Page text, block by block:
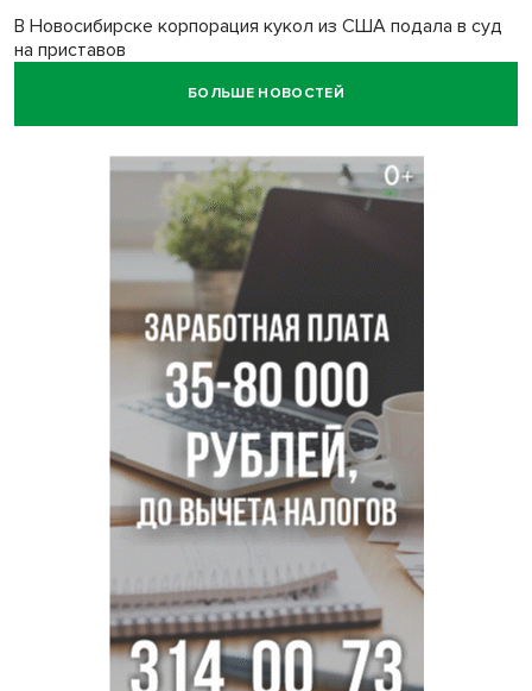
В Новосибирске корпорация кукол из США подала в суд
на приставов
В Новосибирске минздрав объявил бесплатную
В Новосибирске врачи прооперировали 25 тысяч
пациентов с катарактой
Знаменитый орангутан Бату отметил юбилей в
новосибирском зоопарке
Новосибирские хирурги спасли сердце восьмиклассницы
с донорским клапаном
БОЛЬШЕ НОВОСТЕЙ